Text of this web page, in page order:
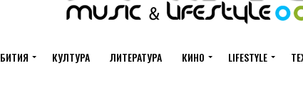
КУЛТУРА ЛИТЕРАТУРА КИНО LIFESTYLE